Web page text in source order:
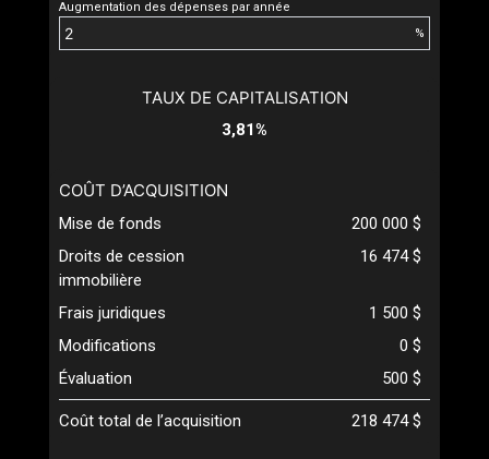
Augmentation des dépenses par année
%
TAUX DE CAPITALISATION
3,81%
COÛT D’ACQUISITION
Mise de fonds
200 000 $
Droits de cession
immobilière
16 474 $
Frais juridiques
1 500 $
Modifications
0 $
Évaluation
500 $
Coût total de l’acquisition 218 474 $